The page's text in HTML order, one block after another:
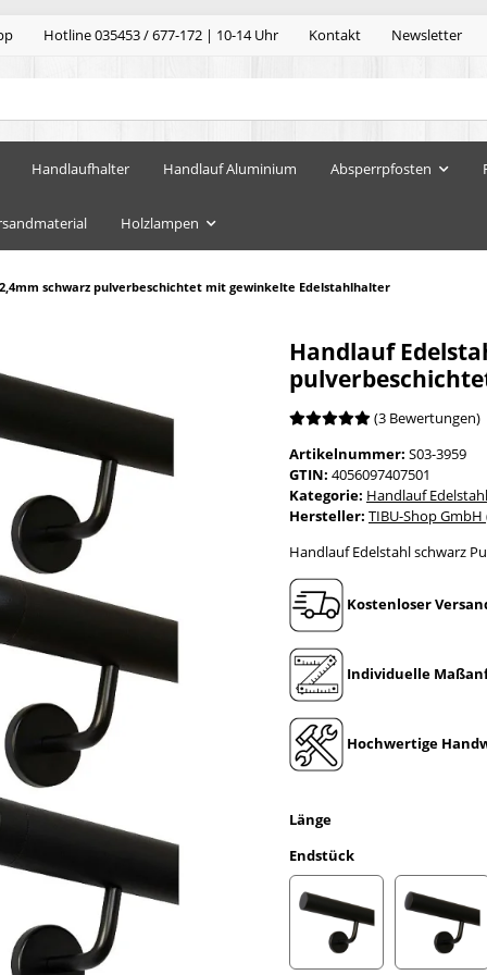
Hotline 035453 / 677-172 | 10-14 Uhr Kontakt Newsletter
Handlaufhalter Handlauf Aluminium Absperrpfosten
Holzlampen
schwarz pulverbeschichtet mit gewinkelte Edelstahlhalter
Handlauf
(3 Bewertungen)
Artikelnummer: S03-3959
GTIN: 4056097407501
Kategorie: Handlauf Edelstahl
Hersteller: TIBU-Shop
Handlauf Edelstahl schwarz
Kostenloser
Individuelle
Hochwertige
Länge
Endstück